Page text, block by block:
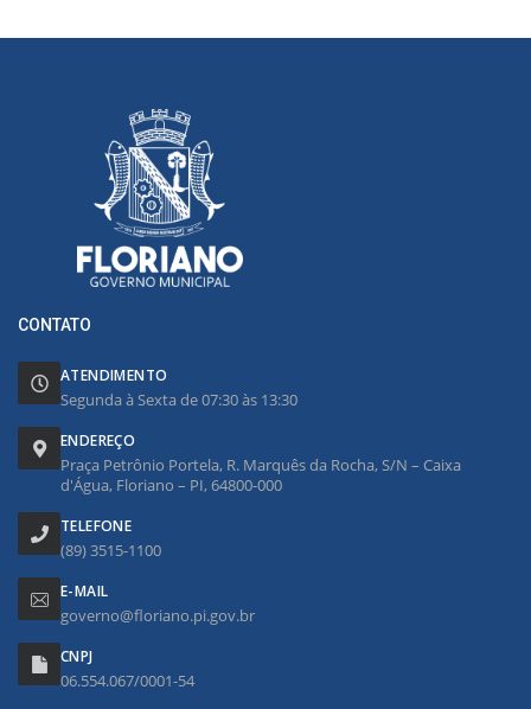
CONTATO
ATENDIMENTO
Segunda à Sexta de 07:30 às 13:30
ENDEREÇO
Praça Petrônio Portela, R. Marquês da Rocha, S/N – Caixa
d'Água, Floriano – PI, 64800-000
TELEFONE
(89) 3515-1100
E-MAIL
governo@floriano.pi.gov.br
CNPJ
06.554.067/0001-54